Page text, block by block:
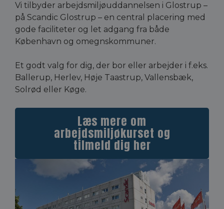
Vi tilbyder arbejdsmiljøuddannelsen i Glostrup –
på Scandic Glostrup – en central placering med
gode faciliteter og let adgang fra både
København og omegnskommuner.
Et godt valg for dig, der bor eller arbejder i f.eks.
Ballerup, Herlev, Høje Taastrup, Vallensbæk,
Solrød eller Køge.
Læs mere om
arbejdsmiljøkurset og
tilmeld dig her